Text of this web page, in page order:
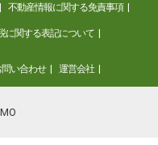
不動産情報に関する免責事項
に関する表記について
問い合わせ 運営会社